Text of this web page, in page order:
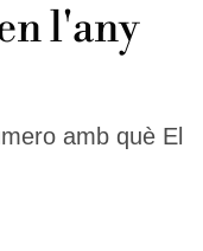
l'any
amb què El